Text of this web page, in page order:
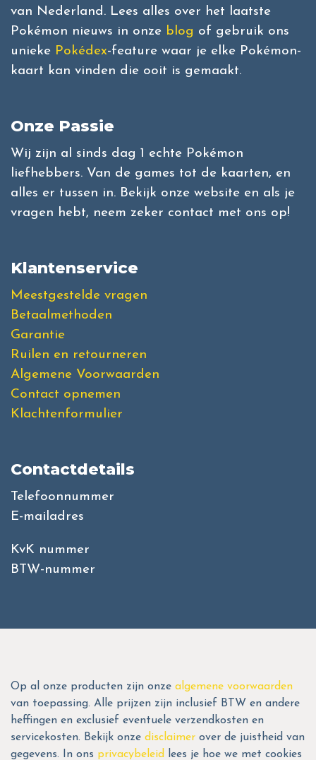
van Nederland. Lees alles over het laatste
Pokémon nieuws in onze blog of gebruik ons
unieke Pokédex-feature waar je elke Pokémon-
kaart kan vinden die ooit is gemaakt.
Onze Passie
Wij zijn al sinds dag 1 echte Pokémon
liefhebbers. Van de games tot de kaarten, en
alles er tussen in. Bekijk onze website en als je
vragen hebt, neem zeker contact met ons op!
Klantenservice
Meestgestelde vragen
Betaalmethoden
Garantie
Ruilen en retourneren
Algemene Voorwaarden
Contact opnemen
Klachtenformulier
Contactdetails
Telefoonnummer
E-mailadres
KvK nummer
BTW-nummer
Op al onze producten zijn onze algemene voorwaarden
van toepassing. Alle prijzen zijn inclusief BTW en andere
heffingen en exclusief eventuele verzendkosten en
servicekosten. Bekijk onze disclaimer over de juistheid van
gegevens. In ons privacybeleid lees je hoe we met cookies